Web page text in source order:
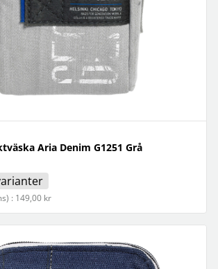
Aria Denim G1251 Grå
: 149,00 kr